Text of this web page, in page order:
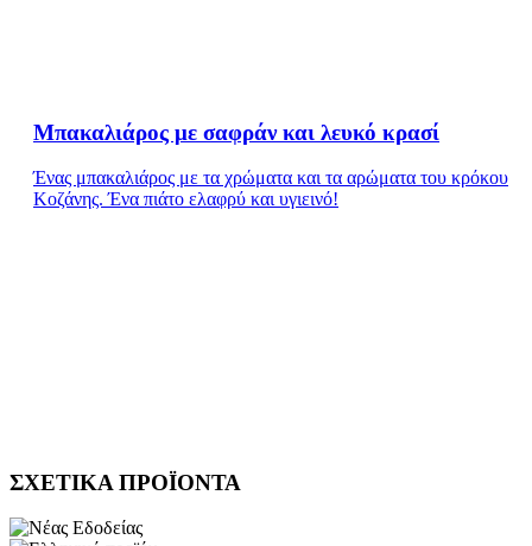
Μπακαλιάρος με σαφράν και λευκό κρασί
Ένας μπακαλιάρος με τα χρώματα και τα αρώματα του κρόκου
Κοζάνης. Ένα πιάτο ελαφρύ και υγιεινό!
ΣΧΕΤΙΚΑ ΠΡΟΪΟΝΤΑ